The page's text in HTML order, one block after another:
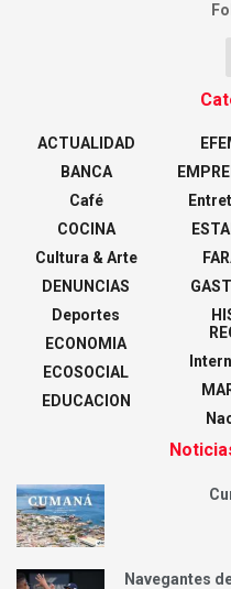
ACTUALIDAD
BANCA
Café
COCINA
Cultura & Arte
DENUNCIAS
Deportes
ECONOMIA
ECOSOCIAL
EDUCACION
Navegantes